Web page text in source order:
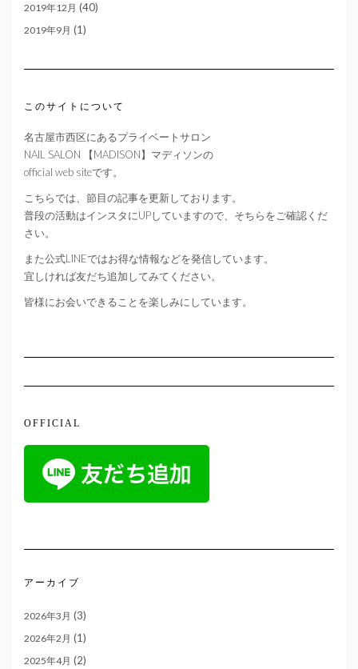
2019年12月 (40)
2019年9月 (1)
このサイトについて
名古屋市西区にあるプライベートサロン
NAIL SALON 【MADISON】マディソンの
official web siteです。
こちらでは、節目の記事を更新しております。
普段の活動はインスタにUPしていますので、そちらをご確認くだ
さい。
また公式LINEではお得な情報などを発信しています。
宜しければ友だち追加してみてください。
皆様にお会いできることを楽しみにしています。
OFFICIAL
アーカイブ
2026年3月 (3)
2026年2月 (1)
2025年4月 (2)